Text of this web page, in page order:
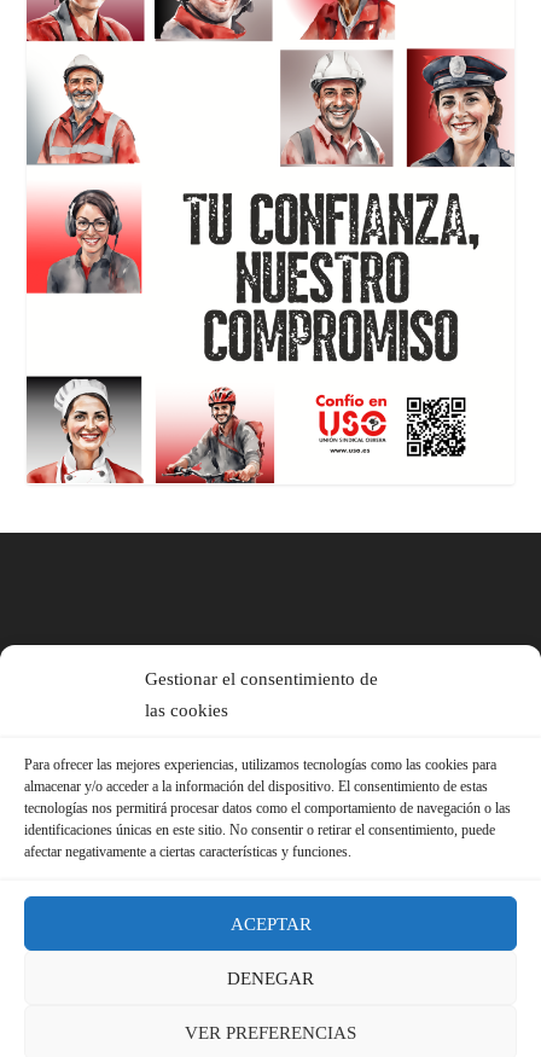
Gestionar el consentimiento de
las cookies
Para ofrecer las mejores experiencias, utilizamos tecnologías como las cookies para
almacenar y/o acceder a la información del dispositivo. El consentimiento de estas
tecnologías nos permitirá procesar datos como el comportamiento de navegación o las
identificaciones únicas en este sitio. No consentir o retirar el consentimiento, puede
afectar negativamente a ciertas características y funciones.
ACEPTAR
DENEGAR
VER PREFERENCIAS
Política de Cookies